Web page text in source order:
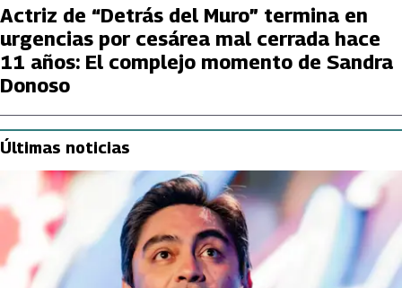
Actriz de “Detrás del Muro” termina en
urgencias por cesárea mal cerrada hace
11 años: El complejo momento de Sandra
Donoso
Últimas noticias